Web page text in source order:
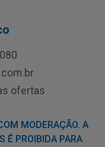
ofertas
MODERAÇÃO. A
É PROIBIDA PARA